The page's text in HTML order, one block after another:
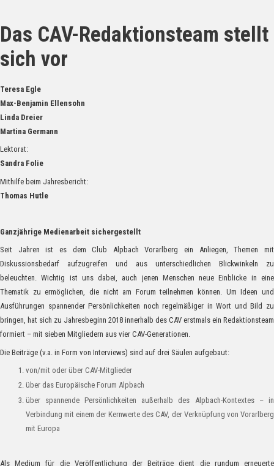
Das CAV-Redaktionsteam stellt
sich vor
Teresa Egle
Max-Benjamin Ellensohn
Linda Dreier
Martina Germann
Lektorat:
Sandra Folie
Mithilfe beim Jahresbericht:
Thomas Hutle
Ganzjährige Medienarbeit sichergestellt
Seit Jahren ist es dem Club Alpbach Vorarlberg ein Anliegen, Themen mit
Diskussionsbedarf aufzugreifen und aus unterschiedlichen Blickwinkeln zu
beleuchten. Wichtig ist uns dabei, auch jenen Menschen neue Einblicke in eine
Thematik zu ermöglichen, die nicht am Forum teilnehmen können. Um Ideen und
Ausführungen spannender Persönlichkeiten noch regelmäßiger in Wort und Bild zu
bringen, hat sich zu Jahresbeginn 2018 innerhalb des CAV erstmals ein Redaktionsteam
formiert – mit sieben Mitgliedern aus vier CAV-Generationen.
Die Beiträge (v.a. in Form von Interviews) sind auf drei Säulen aufgebaut:
von/mit oder über CAV-Mitglieder
über das Europäische Forum Alpbach
über spannende Persönlichkeiten außerhalb des Alpbach-Kontextes – in
Verbindung mit einem der Kernwerte des CAV, der Verknüpfung von Vorarlberg
mit Europa
Als Medium für die Veröffentlichung der Beiträge dient die rundum erneuerte